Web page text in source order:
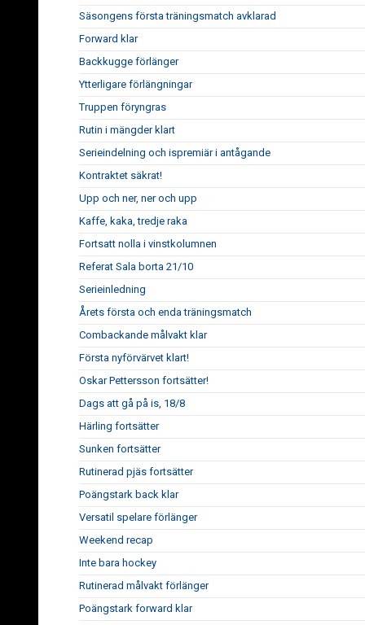
Säsongens första träningsmatch avklarad
Forward klar
Backkugge förlänger
Ytterligare förlängningar
Truppen föryngras
Rutin i mängder klart
Serieindelning och ispremiär i antågande
Kontraktet säkrat!
Upp och ner, ner och upp
Kaffe, kaka, tredje raka
Fortsatt nolla i vinstkolumnen
Referat Sala borta 21/10
Serieinledning
Årets första och enda träningsmatch
Combackande målvakt klar
Första nyförvärvet klart!
Oskar Pettersson fortsätter!
Dags att gå på is, 18/8
Härling fortsätter
Sunken fortsätter
Rutinerad pjäs fortsätter
Poängstark back klar
Versatil spelare förlänger
Weekend recap
Inte bara hockey
Rutinerad målvakt förlänger
Poängstark forward klar